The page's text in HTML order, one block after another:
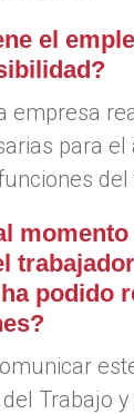
el
empresa
para el
del
momento
podido
Trabajo y